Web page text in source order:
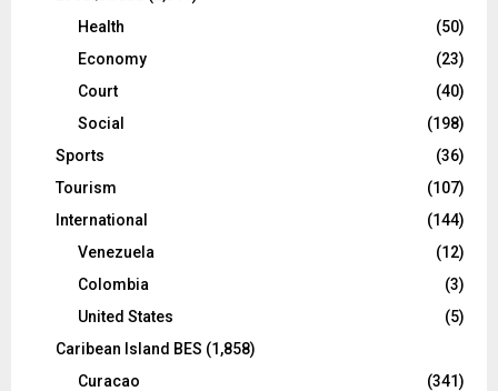
Health
(50)
Economy
(23)
Court
(40)
Social
(198)
Sports
(36)
Tourism
(107)
International
(144)
Venezuela
(12)
Colombia
(3)
United States
(5)
Caribean Island BES (1,858)
Curacao
(341)